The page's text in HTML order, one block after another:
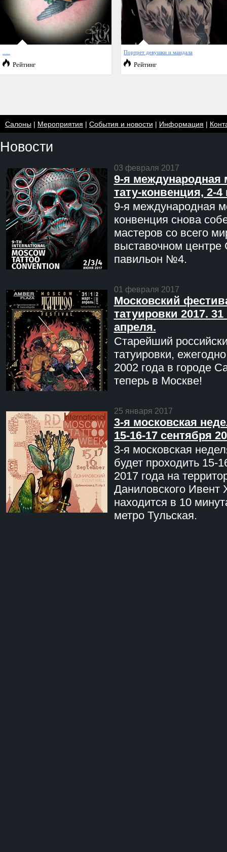
Рейтинг
Портрет девушки и мандала
Рейтинг
Салоны| Мероприятия | События и новости | Информация |
Новости
03 февраля 2017
9-я международная
тату-конвенция, 2-
9-я международная
конвенция снова
мастеров со всего
выставочном центре
павильон №4.
01 февраля 2017
Московский
татуировки 2017. 31
апреля.
Старейший
татуировки,
2002 года в городе
теперь в Москве!
25 января 2017
3-я московская
15-16-17 сентября
3-я московская
будет проходить 15-
2017 года на
Даниловского Ивент
находится в 10
метро Тульская.